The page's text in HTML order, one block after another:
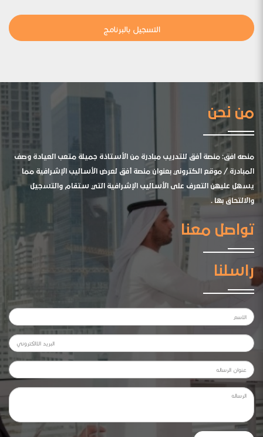
التسجيل بالبرنامج
من نحن
منصه افق: منصة أفق للتدريب مبادرة من الأستاذة جميلة متعب العيادة وصف
المبادرة / موقع الكتروني بعنوان منصة أفق لعرض الأساليب الإشرافية مما
يسهل عليهن التعرف على الأساليب الإشرافية التي ستقام والتسجيل
والالتحاق بها .
تواصل معنا
راسلنا